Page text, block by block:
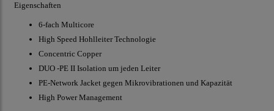
Eigenschaften
6-fach Multicore
High Speed Hohlleiter Technologie
Concentric Copper
DUO -PE II Isolation um jeden Leiter
PE-Network Jacket gegen Mikrovibrationen und Kapazität
High Power Management